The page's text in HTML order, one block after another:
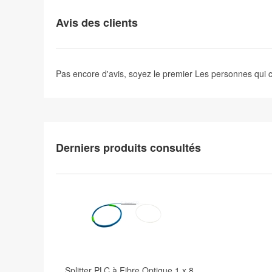
Avis des clients
Pas encore d'avis, soyez le premier Les personnes qui
Derniers produits consultés